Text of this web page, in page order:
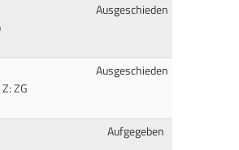
Ausgeschieden
ZG
Ausgeschieden
Aufgegeben